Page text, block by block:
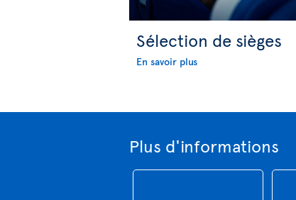
Sélection de sièges
En savoir plus
Plus d'informations